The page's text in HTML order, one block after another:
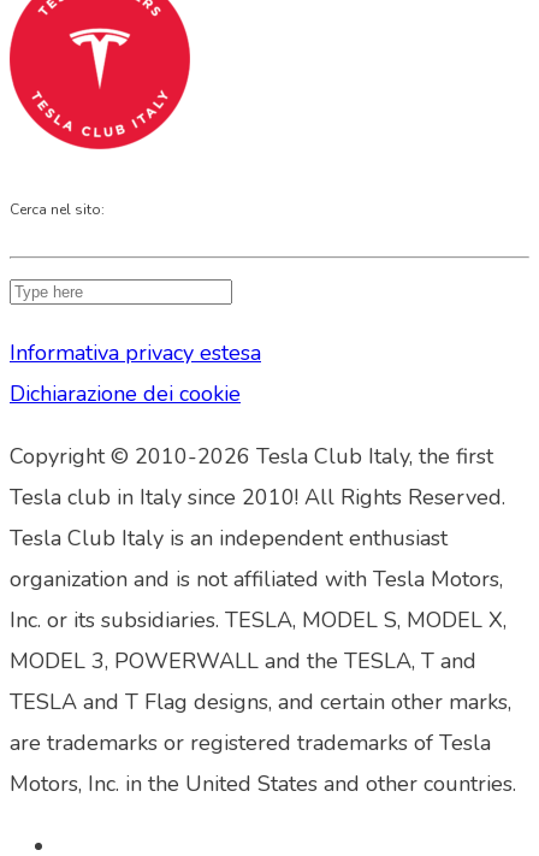
Cerca nel sito:
Informativa privacy estesa
Dichiarazione dei cookie
Copyright © 2010-2026 Tesla Club Italy, the first
Tesla club in Italy since 2010! All Rights Reserved.
Tesla Club Italy is an independent enthusiast
organization and is not affiliated with Tesla Motors,
Inc. or its subsidiaries. TESLA, MODEL S, MODEL X,
MODEL 3, POWERWALL and the TESLA, T and
TESLA and T Flag designs, and certain other marks,
are trademarks or registered trademarks of Tesla
Motors, Inc. in the United States and other countries.